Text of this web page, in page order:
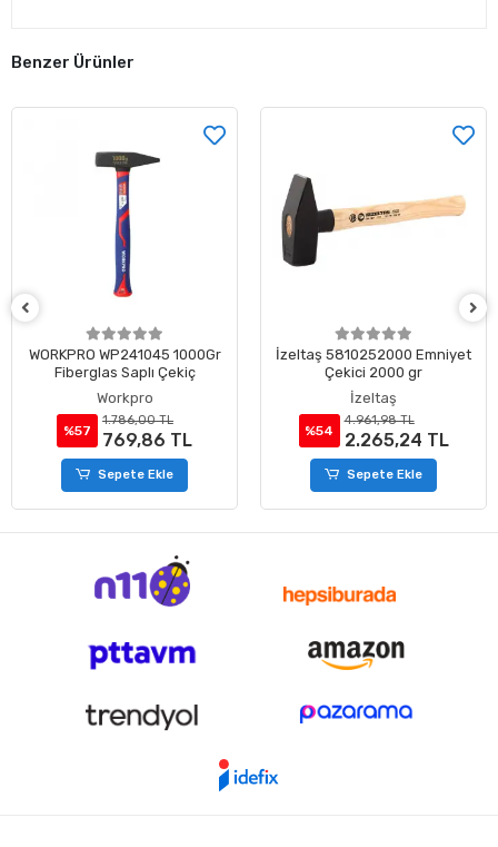
Benzer Ürünler
WORKPRO WP241045 1000Gr
Fiberglas Saplı Çekiç
Workpro
%57
1.786,00 TL
769,86 TL
Sepete Ekle
İzeltaş 5810252000 Emniyet
Çekici 2000 gr
İzeltaş
%54
4.961,98 TL
2.265,24 TL
Sepete Ekle